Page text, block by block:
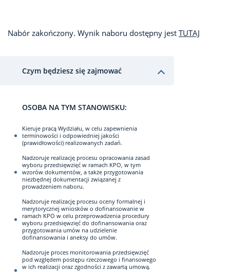
Nabór zakończony. Wynik naboru dostępny jest TUTAJ
Czym będziesz się zajmować
OSOBA NA TYM STANOWISKU:
Kieruje pracą Wydziału, w celu zapewnienia
terminowości i odpowiedniej jakości
(prawidłowości) realizowanych zadań.
Nadzoruje realizację procesu opracowania zasad
wyboru przedsięwzięć w ramach KPO, w tym
wzorów dokumentów, a także przygotowania
niezbędnej dokumentacji związanej z
prowadzeniem naboru.
Nadzoruje realizację procesu oceny formalnej i
merytorycznej wniosków o dofinansowanie w
ramach KPO w celu przeprowadzenia procedury
wyboru przedsięwzięć do dofinansowania oraz
przygotowania umów na udzielenie
dofinansowania i aneksy do umów.
Nadzoruje proces monitorowania przedsięwzięć
pod względem postępu rzeczowego i finansowego
w ich realizacji oraz zgodności z zawartą umową.